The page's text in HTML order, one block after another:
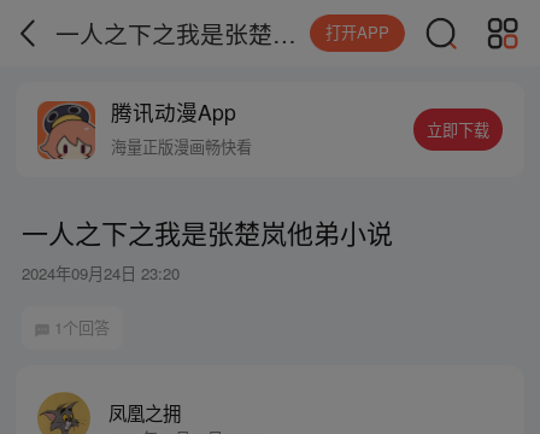
一人之下之我是张楚岚他弟小说 打开APP
腾讯动漫App
海量正版漫画畅快看
立即下载
一人之下之我是张楚岚他弟小说
2024年09月24日 23:20
1个回答
凤凰之拥